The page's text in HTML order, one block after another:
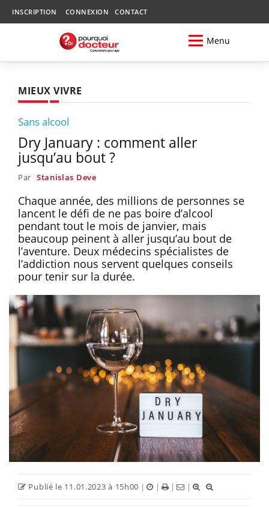
INSCRIPTION CONNEXION CONTACT
Menu
MIEUX VIVRE
Sans alcool
Dry January : comment aller
jusqu’au bout ?
Stanislas Deve
Chaque année, des millions de personnes se
lancent le défi de ne pas boire d’alcool
pendant tout le mois de janvier, mais
beaucoup peinent à aller jusqu’au bout de
l’aventure. Deux médecins spécialistes de
l’addiction nous servent quelques conseils
pour tenir sur la durée.